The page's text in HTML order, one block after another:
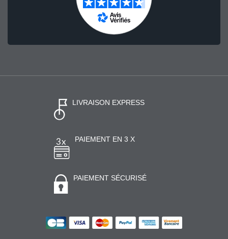
LIVRAISON EXPRESS
PAIEMENT EN 3 X
PAIEMENT SÉCURISÉ